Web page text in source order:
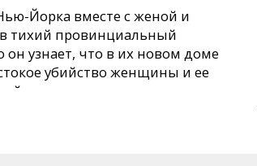
Йорка вместе с женой и
тихий провинциальный
он узнает, что в их новом доме
убийство женщины и ее
до сих пор разгуливает на